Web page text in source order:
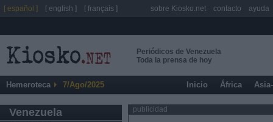
Periódicos de Venezuela
Toda la prensa de hoy
Hemeroteca 7/Ago/2025 Inicio África
Venezuela publicidad
[ español ] [ english ] [ français ] sobre Kiosko.net contacto ayuda